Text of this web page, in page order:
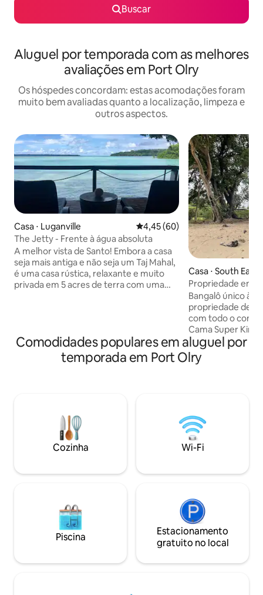
Buscar
Aluguel por temporada com as melhores
avaliações em Port Olry
Os hóspedes concordam: estas acomodações foram
muito bem avaliadas quanto a localização, limpeza e
outros aspectos.
Casa ⋅ Luganville 4,45 de uma avaliação média
4,45 (60)
The Jetty - Frente à água absoluta
A melhor vista de Santo! Embora a casa
seja mais antiga e não seja um Taj Mahal,
é uma casa rústica, relaxante e muito
privada em 5 acres de terra com uma
uma mesa enorme. 2 áreas de dormir,
um chuveiro de jardim tropical ao ar livre
+ banheiro privativo + 3º banheiro.
tropical que você não vai querer sair!
Casa ⋅ South East
Propriedade em
estrada da costa
Bangalô único à
propriedade de 2
com todo o
Cama Super King
a partir de
baterias para
Banheiro e
resorts,
pode cozinhar
serviço de bufê
vai curtir a
Comodidades populares em aluguel por
temporada em Port Olry
Cozinha Wi-Fi
Piscina
Estacionamento
gratuito no local